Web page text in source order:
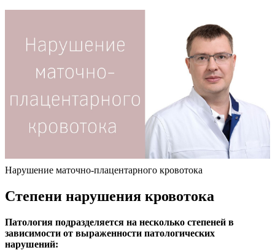
Нарушение маточно-плацентарного кровотока
Степени нарушения кровотока
Патология подразделяется на несколько степеней в
зависимости от выраженности патологических
нарушений: